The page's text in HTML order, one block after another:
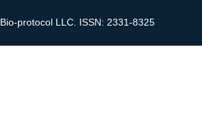
Bio-protocol LLC. ISSN: 2331-8325